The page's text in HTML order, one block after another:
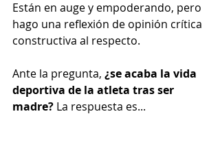
Están en auge y empoderando, pero
hago una reflexión de opinión crítica
constructiva al respecto.
Ante la pregunta, ¿se acaba la vida
deportiva de la atleta tras ser
madre? La respuesta es...